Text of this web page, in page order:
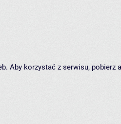
Aby korzystać z serwisu, pobierz